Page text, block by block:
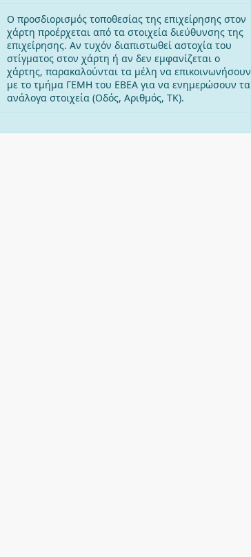
Ο προσδιορισμός τοποθεσίας της επιχείρησης στον
χάρτη προέρχεται από τα στοιχεία διεύθυνσης της
επιχείρησης. Αν τυχόν διαπιστωθεί αστοχία του
στίγματος στον χάρτη ή αν δεν εμφανίζεται ο
χάρτης, παρακαλούνται τα μέλη να επικοινωνήσουν
με το τμήμα ΓΕΜΗ του ΕΒΕΑ για να ενημερώσουν τα
ανάλογα στοιχεία (Οδός, Αριθμός, ΤΚ).